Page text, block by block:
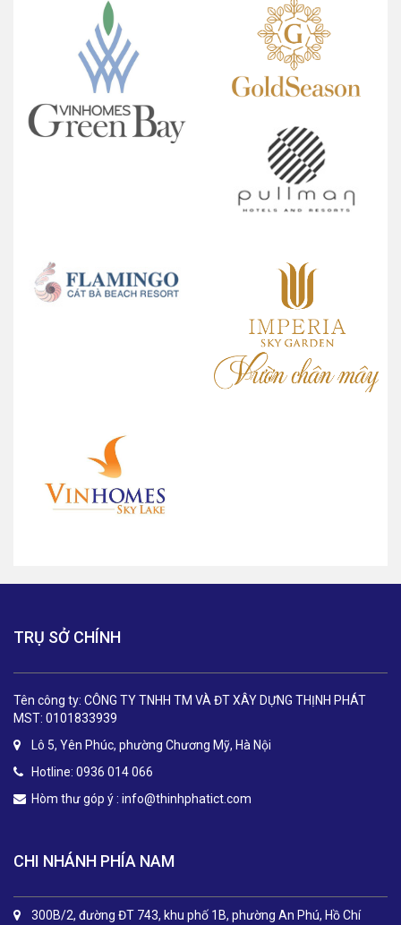
TRỤ SỞ CHÍNH
Tên công ty: CÔNG TY TNHH TM VÀ ĐT XÂY DỰNG THỊNH PHÁT
MST: 0101833939
Lô 5, Yên Phúc, phường Chương Mỹ, Hà Nội
Hotline: 0936 014 066
Hòm thư góp ý : info@thinhphatict.com
CHI NHÁNH PHÍA NAM
300B/2, đường ĐT 743, khu phố 1B, phường An Phú, Hồ Chí